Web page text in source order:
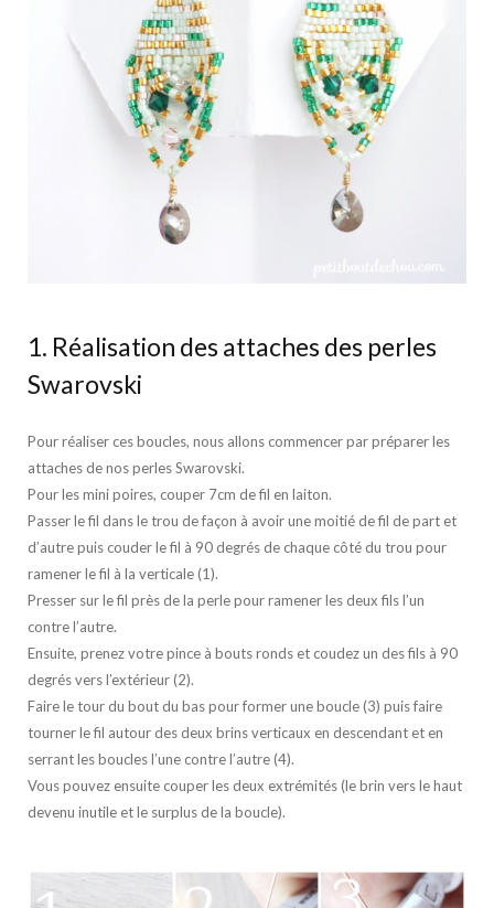
1. Réalisation des attaches des perles
Swarovski
Pour réaliser ces boucles, nous allons commencer par préparer les
attaches de nos perles Swarovski.
Pour les mini poires, couper 7cm de fil en laiton.
Passer le fil dans le trou de façon à avoir une moitié de fil de part et
d’autre puis couder le fil à 90 degrés de chaque côté du trou pour
ramener le fil à la verticale (1).
Presser sur le fil près de la perle pour ramener les deux fils l’un
contre l’autre.
Ensuite, prenez votre pince à bouts ronds et coudez un des fils à 90
degrés vers l’extérieur (2).
Faire le tour du bout du bas pour former une boucle (3) puis faire
tourner le fil autour des deux brins verticaux en descendant et en
serrant les boucles l’une contre l’autre (4).
Vous pouvez ensuite couper les deux extrémités (le brin vers le haut
devenu inutile et le surplus de la boucle).